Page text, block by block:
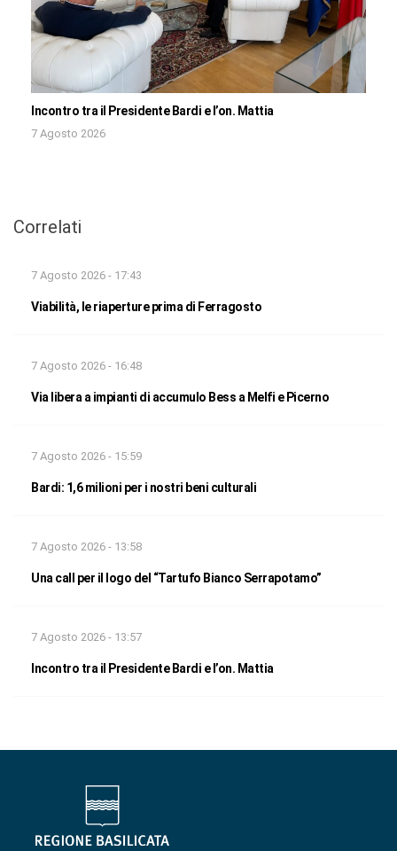
Incontro tra il Presidente Bardi e l’on. Mattia
7 Agosto 2026
Correlati
7 Agosto 2026 - 17:43
Viabilità, le riaperture prima di Ferragosto
7 Agosto 2026 - 16:48
Via libera a impianti di accumulo Bess a Melfi e Picerno
7 Agosto 2026 - 15:59
Bardi: 1,6 milioni per i nostri beni culturali
7 Agosto 2026 - 13:58
Una call per il logo del “Tartufo Bianco Serrapotamo”
7 Agosto 2026 - 13:57
Incontro tra il Presidente Bardi e l’on. Mattia